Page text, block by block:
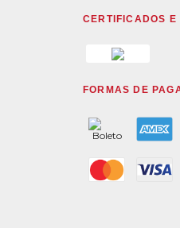
CERTIFICADOS E
FORMAS DE